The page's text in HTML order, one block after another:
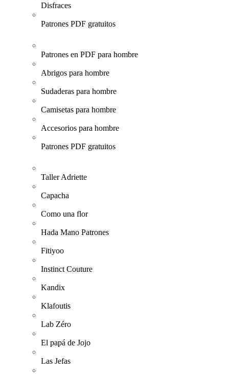
Disfraces
Patrones PDF gratuitos
Patrones en PDF para hombre
Abrigos para hombre
Sudaderas para hombre
Camisetas para hombre
Accesorios para hombre
Patrones PDF gratuitos
Taller Adriette
Capacha
Como una flor
Hada Mano Patrones
Fitiyoo
Instinct Couture
Kandix
Klafoutis
Lab Zéro
El papá de Jojo
Las Jefas